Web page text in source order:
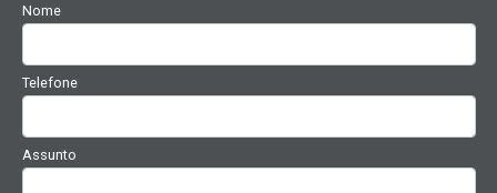
Nome
Telefone
Assunto